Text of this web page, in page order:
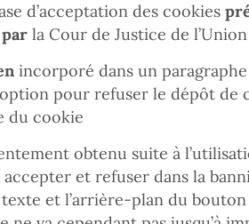
d’acceptation des cookies
par la Cour de Justice de
incorporé dans un
pour refuser le dépôt de
du cookie
obtenu suite à
et refuser dans la
et l’arrière-plan du